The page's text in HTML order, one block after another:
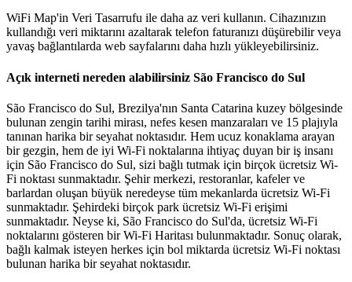
WiFi Map'in Veri Tasarrufu ile daha az veri kullanın. Cihazınızın
kullandığı veri miktarını azaltarak telefon faturanızı düşürebilir veya
yavaş bağlantılarda web sayfalarını daha hızlı yükleyebilirsiniz.
Açık interneti nereden alabilirsiniz São Francisco do Sul
São Francisco do Sul, Brezilya'nın Santa Catarina kuzey bölgesinde
bulunan zengin tarihi mirası, nefes kesen manzaraları ve 15 plajıyla
tanınan harika bir seyahat noktasıdır. Hem ucuz konaklama arayan
bir gezgin, hem de iyi Wi-Fi noktalarına ihtiyaç duyan bir iş insanı
için São Francisco do Sul, sizi bağlı tutmak için birçok ücretsiz Wi-
Fi noktası sunmaktadır. Şehir merkezi, restoranlar, kafeler ve
barlardan oluşan büyük neredeyse tüm mekanlarda ücretsiz Wi-Fi
sunmaktadır. Şehirdeki birçok park ücretsiz Wi-Fi erişimi
sunmaktadır. Neyse ki, São Francisco do Sul'da, ücretsiz Wi-Fi
noktalarını gösteren bir Wi-Fi Haritası bulunmaktadır. Sonuç olarak,
bağlı kalmak isteyen herkes için bol miktarda ücretsiz Wi-Fi noktası
bulunan harika bir seyahat noktasıdır.